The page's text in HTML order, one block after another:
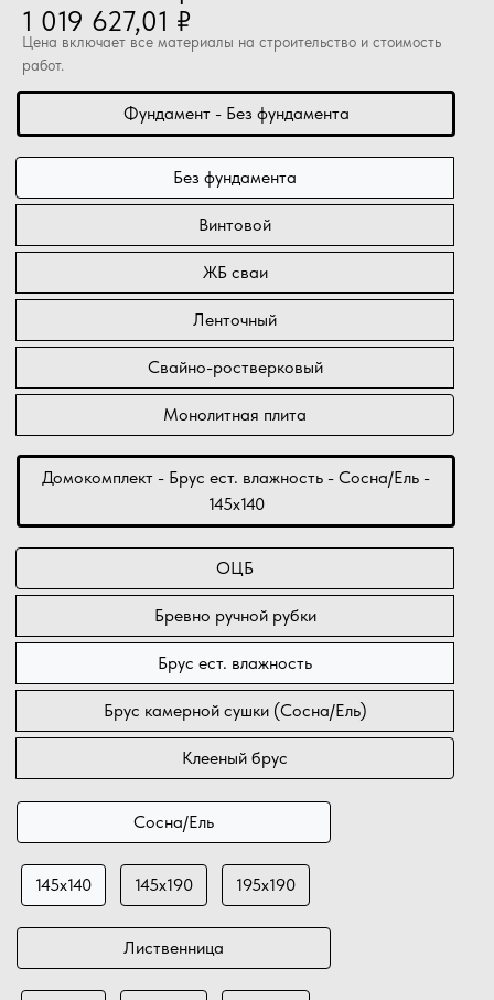
1 019 627,01 ₽
Цена включает все материалы на строительство и стоимость
работ.
Фундамент - Без фундамента
Без фундамента
Винтовой
ЖБ сваи
Ленточный
Свайно-ростверковый
Монолитная плита
Домокомплект - Брус ест. влажность - Сосна/Ель -
145х140
ОЦБ
Бревно ручной рубки
Брус ест. влажность
Брус камерной сушки (Сосна/Ель)
Клееный брус
Сосна/Ель
145х140 145х190 195х190
Лиственница